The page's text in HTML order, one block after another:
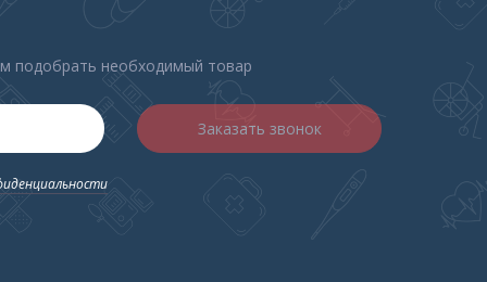
подобрать необходимый товар
Заказать звонок